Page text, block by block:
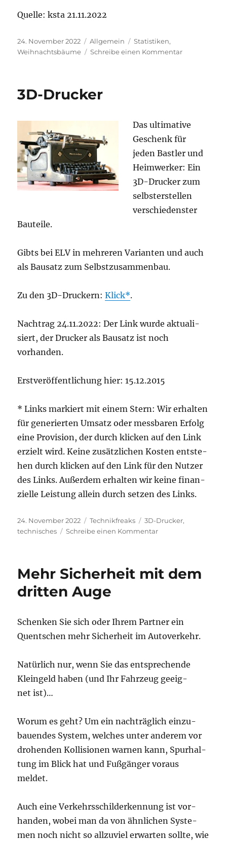
Quel­le: ksta 21.11.2022
Veröffentlicht
am
24. November 2022 Kategorien
Allgemein Schlagwörter
Statistiken,
Weihnachtsbäume
Schreibe einen Kommentarzu
3D-Drucker
Das ulti­ma­ti­ve
Geschenk für
jeden Bast­ler und
Heim­wer­ker: Ein
3D-Dru­cker zum
selbst­er­stel­len
ver­schie­dens­ter
Bauteile.
Gibts bei ELV in meh­re­ren Vari­an­ten und auch
als Bau­satz zum Selbstzusammenbau.
Zu den 3D-Dru­ckern:Klick .
Nach­trag 24.11.2022: Der Link wur­de aktua­li­
siert, der Dru­cker als Bau­satz ist noch
vorhanden.
Erst­ver­öf­fent­li­chung hier: 15.12.2015
* Links mar­kiert mit einem Stern: Wir erhal­ten
für gene­rier­ten Umsatz oder mess­ba­ren Erfolg
eine Pro­vi­si­on, der durch kli­cken auf den Link
erzielt wird. Kei­ne zusätz­li­chen Kos­ten ent­ste­
hen durch kli­cken auf den Link für den Nut­zer
des Links. Außer­dem erhal­ten wir kei­ne finan­
zi­el­le Leis­tung allein durch set­zen des Links.
Veröffentlicht
am
24. November 2022 Kategorien
Technikfreaks Schlagwörter
3D-Drucker,
technisches
Schreibe einen Kommentarzu
Mehr Sicherheit mit dem
dritten Auge
Schen­ken Sie sich oder Ihrem Part­ner ein
Quent­schen mehr Sicher­heit im Autoverkehr.
Natür­lich nur, wenn Sie das ent­spre­chen­de
Klein­geld haben (und Ihr Fahr­zeug geeig­
net ist)…
Wor­um es geht? Um ein nach­träg­lich ein­zu­
bau­en­des Sys­tem, wel­ches unter ande­rem vor
dro­hen­den Kol­li­sio­nen war­nen kann, Spur­hal­
tung im Blick hat und Fuß­gän­ger vor­aus
meldet.
Auch eine Ver­kehrs­schil­der­ken­nung ist vor­
han­den, wobei man da von ähn­li­chen Sys­te­
men noch nicht so all­zu­viel erwar­ten soll­te, wie